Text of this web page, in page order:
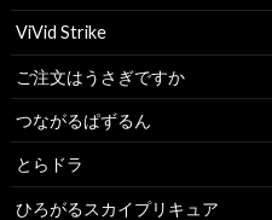
ViVid Strike
ご注文はうさぎですか
つながるぱずるん
とらドラ
ひろがるスカイプリキュア